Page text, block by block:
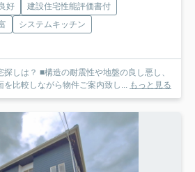
好
建設住宅性能評価書付
システムキッチン
地盤の良し悪し、
を比較しながら物件ご案内致し... もっと見る